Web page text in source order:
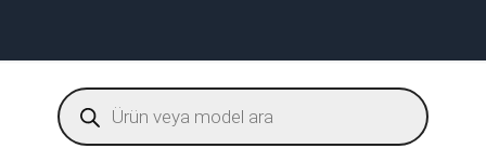
Products
search